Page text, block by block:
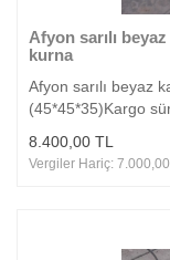
Afyon sarılı
kurna
Afyon sarılı beyaz
(45*45*35)Kargo
8.400,00 TL
Vergiler Hariç: